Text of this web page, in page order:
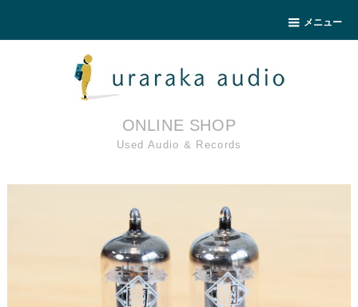
メニュー
ONLINE SHOP
Used Audio & Records